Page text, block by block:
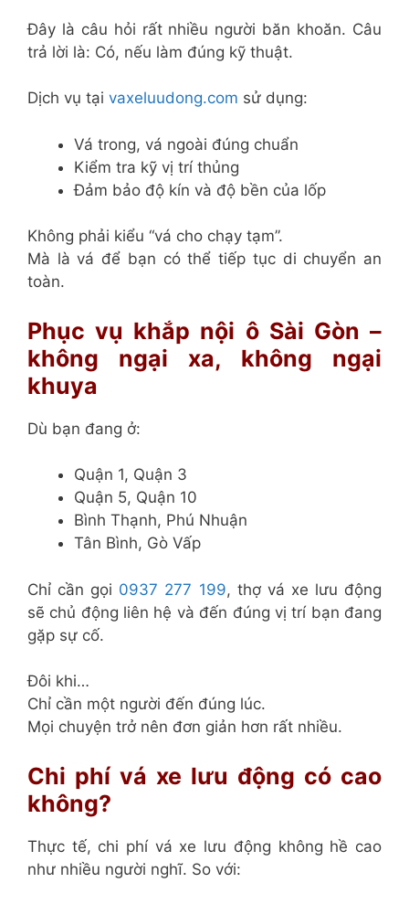
Đây là câu hỏi rất nhiều người băn khoăn. Câu
trả lời là: Có, nếu làm đúng kỹ thuật.
Dịch vụ tại vaxeluudong.com sử dụng:
Vá trong, vá ngoài đúng chuẩn
Kiểm tra kỹ vị trí thủng
Đảm bảo độ kín và độ bền của lốp
Không phải kiểu “vá cho chạy tạm”.
Mà là vá để bạn có thể tiếp tục di chuyển an
toàn.
Phục vụ khắp nội ô Sài Gòn –
không ngại xa, không ngại
khuya
Dù bạn đang ở:
Quận 1, Quận 3
Quận 5, Quận 10
Bình Thạnh, Phú Nhuận
Tân Bình, Gò Vấp
Chỉ cần gọi 0937 277 199, thợ vá xe lưu động
sẽ chủ động liên hệ và đến đúng vị trí bạn đang
gặp sự cố.
Đôi khi…
Chỉ cần một người đến đúng lúc.
Mọi chuyện trở nên đơn giản hơn rất nhiều.
Chi phí vá xe lưu động có cao
không?
Thực tế, chi phí vá xe lưu động không hề cao
như nhiều người nghĩ. So với: